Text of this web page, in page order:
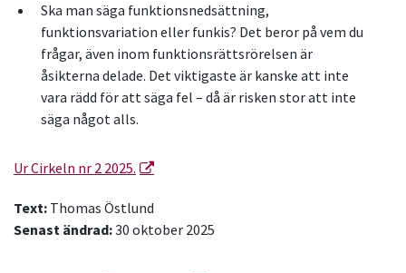
Ska man säga funktionsnedsättning,
funktionsvariation eller funkis? Det beror på vem du
frågar, även inom funktionsrättsrörelsen är
åsikterna delade. Det viktigaste är kanske att inte
vara rädd för att säga fel – då är risken stor att inte
säga något alls.
Ur Cirkeln nr 2 2025.
Text: Thomas Östlund
Senast ändrad:30 oktober 2025